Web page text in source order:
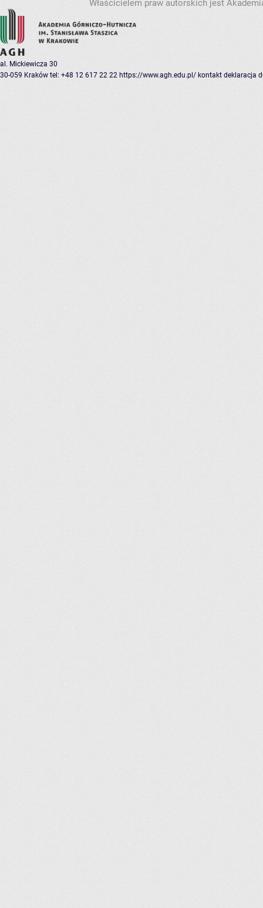
Właścicielem praw autorskich jest
al. Mickiewicza 30
30-059 Kraków tel: +48 12 617 22 22 https://www.agh.edu.pl/ kontakt deklaracja